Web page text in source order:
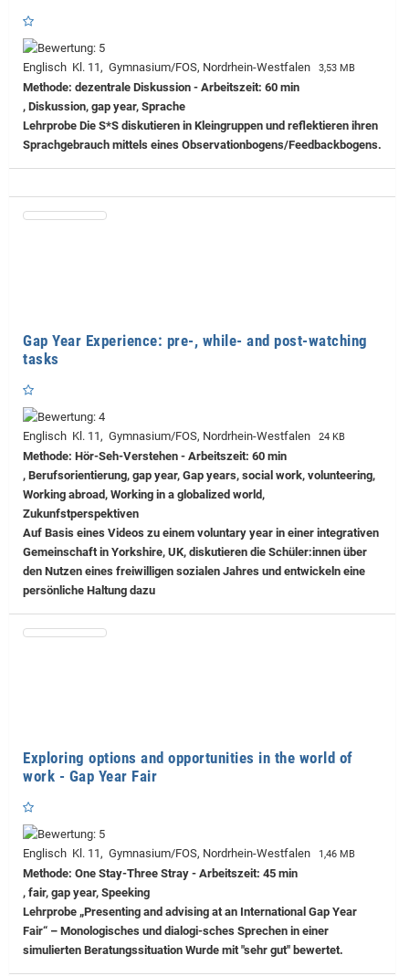
Englisch Kl. 11, Gymnasium/FOS, Nordrhein-Westfalen 3,53 MB
Methode: dezentrale Diskussion - Arbeitszeit: 60 min
, Diskussion, gap year, Sprache
Lehrprobe Die S*S diskutieren in Kleingruppen und reflektieren ihren
Sprachgebrauch mittels eines Observationbogens/Feedbackbogens.
Gap Year Experience: pre-, while- and post-watching
tasks
Englisch Kl. 11, Gymnasium/FOS, Nordrhein-Westfalen 24 KB
Methode: Hör-Seh-Verstehen - Arbeitszeit: 60 min
, Berufsorientierung, gap year, Gap years, social work, volunteering,
Working abroad, Working in a globalized world,
Zukunfstperspektiven
Auf Basis eines Videos zu einem voluntary year in einer integrativen
Gemeinschaft in Yorkshire, UK, diskutieren die Schüler:innen über
den Nutzen eines freiwilligen sozialen Jahres und entwickeln eine
persönliche Haltung dazu
Exploring options and opportunities in the world of
work - Gap Year Fair
Englisch Kl. 11, Gymnasium/FOS, Nordrhein-Westfalen 1,46 MB
Methode: One Stay-Three Stray - Arbeitszeit: 45 min
, fair, gap year, Speeking
Lehrprobe „Presenting and advising at an International Gap Year
Fair“ – Monologisches und dialogi-sches Sprechen in einer
simulierten Beratungssituation Wurde mit "sehr gut" bewertet.